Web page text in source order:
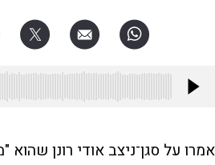
אמרו על סגן־ניצב אודי רונן שהוא